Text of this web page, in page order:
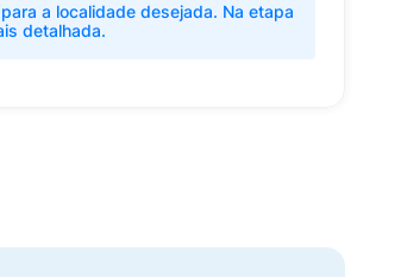
a localidade desejada. Na etapa
detalhada.